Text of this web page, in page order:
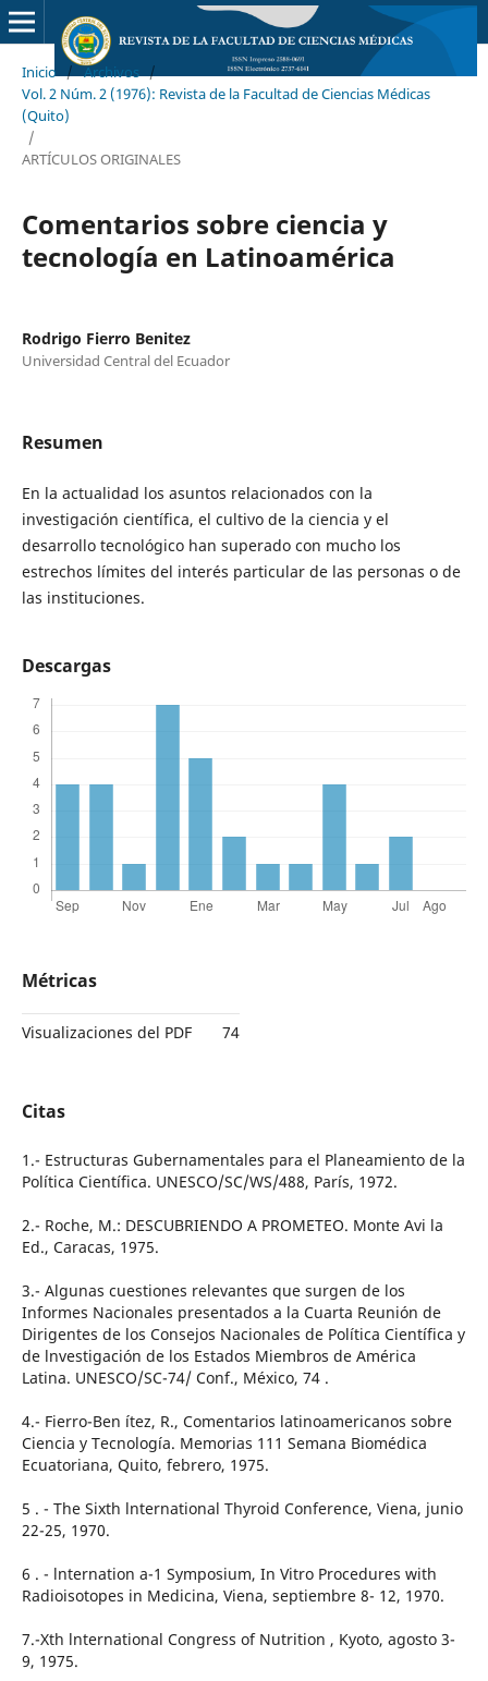
Inicio / Archivos /
Vol. 2 Núm. 2 (1976): Revista de la Facultad de Ciencias Médicas
(Quito)
/
ARTÍCULOS ORIGINALES
Comentarios sobre ciencia y
tecnología en Latinoamérica
Rodrigo Fierro Benitez
Universidad Central del Ecuador
Resumen
En la actualidad los asuntos relacionados con la
investigación científica, el cultivo de la ciencia y el
desarrollo tecnológico han superado con mucho los
estrechos límites del interés particular de las personas o de
las instituciones.
Descargas
Métricas
Visualizaciones del PDF 74
Citas
1.- Estructuras Gubernamentales para el Planeamiento de la
Política Científica. UNESCO/SC/WS/488, París, 1972.
2.- Roche, M.: DESCUBRIENDO A PROMETEO. Monte Avi la
Ed., Caracas, 1975.
3.- Algunas cuestiones relevantes que surgen de los
Informes Nacionales presentados a la Cuarta Reunión de
Dirigentes de los Consejos Nacionales de Política Científica y
de lnvestigación de los Estados Miembros de América
Latina. UNESCO/SC-74/ Conf., México, 74 .
4.- Fierro-Ben ítez, R., Comentarios latinoamericanos sobre
Ciencia y Tecnología. Memorias 111 Semana Biomédica
Ecuatoriana, Quito, febrero, 1975.
5 . - The Sixth lnternational Thyroid Conference, Viena, junio
22-25, 1970.
6 . - lnternation a-1 Symposium, In Vitro Procedures with
Radioisotopes in Medicina, Viena, septiembre 8- 12, 1970.
7.-Xth lnternational Congress of Nutrition , Kyoto, agosto 3-
9, 1975.